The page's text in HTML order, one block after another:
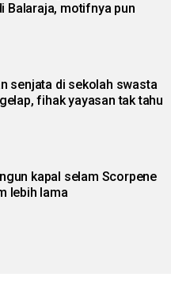
senjata di sekolah swasta
fihak yayasan tak tahu
kapal selam Scorpene
lebih lama